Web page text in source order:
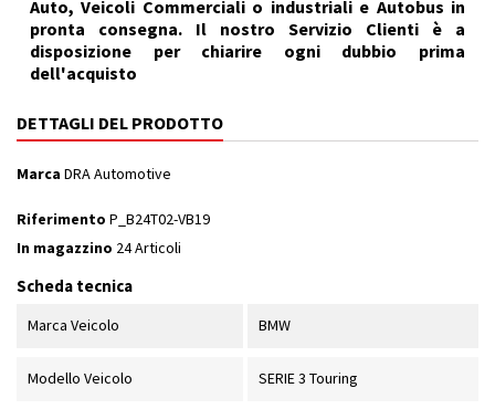
Auto, Veicoli Commerciali o industriali e Autobus in
pronta consegna. Il nostro Servizio Clienti è a
disposizione per chiarire ogni dubbio prima
dell'acquisto
DETTAGLI DEL PRODOTTO
Marca DRA Automotive
Riferimento P_B24T02-VB19
In magazzino 24 Articoli
Scheda tecnica
Marca Veicolo BMW
Modello Veicolo SERIE 3 Touring